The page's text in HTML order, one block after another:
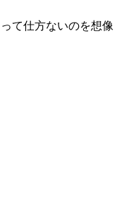
て仕方ないのを想像